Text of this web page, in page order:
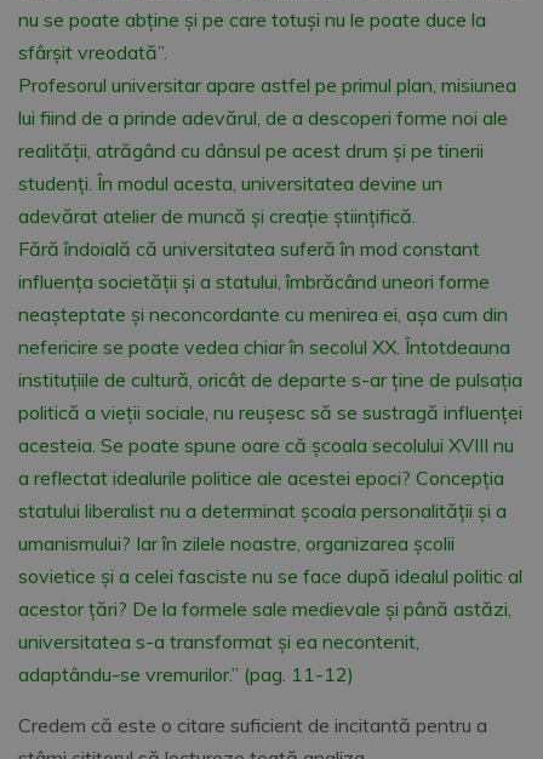
nu se poate abţine şi pe care totuşi nu le poate duce la
sfârşit vreodată”.
Profesorul universitar apare astfel pe primul plan, misiunea
lui fiind de a prinde adevărul, de a descoperi forme noi ale
realităţii, atrăgând cu dânsul pe acest drum şi pe tinerii
studenţi. În modul acesta, universitatea devine un
adevărat atelier de muncă şi creaţie ştiinţifică.
Fără îndoială că universitatea suferă în mod constant
influenţa societăţii şi a statului, îmbrăcând uneori forme
neaşteptate şi neconcordante cu menirea ei, aşa cum din
nefericire se poate vedea chiar în secolul XX. Întotdeauna
instituţiile de cultură, oricât de departe s-ar ţine de pulsaţia
politică a vieţii sociale, nu reuşesc să se sustragă influenţei
acesteia. Se poate spune oare că şcoala secolului XVIII nu
a reflectat idealurile politice ale acestei epoci? Concepţia
statului liberalist nu a determinat şcoala personalităţii şi a
umanismului? Iar în zilele noastre, organizarea şcolii
sovietice şi a celei fasciste nu se face după idealul politic al
acestor ţări? De la formele sale medievale şi până astăzi,
universitatea s-a transformat şi ea necontenit,
adaptându-se vremurilor.” (pag. 11-12)
Credem că este o citare suficient de incitantă pentru a